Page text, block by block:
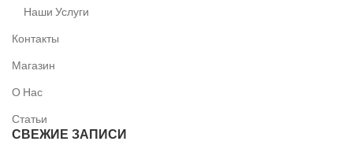
Наши Услуги
Контакты
Магазин
О Нас
Статьи
СВЕЖИЕ ЗАПИСИ